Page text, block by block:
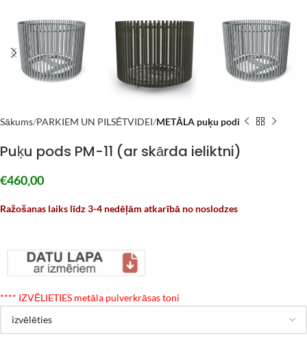
Sākums PARKIEM UN PILSĒTVIDEI METĀLA puķu podi
Puķu pods PM-11 (ar skārda ieliktni)
€460,00
Ražošanas laiks līdz 3-4 nedēļām atkarībā no noslodzes
**** IZVĒLIETIES metāla pulverkrāsas toni